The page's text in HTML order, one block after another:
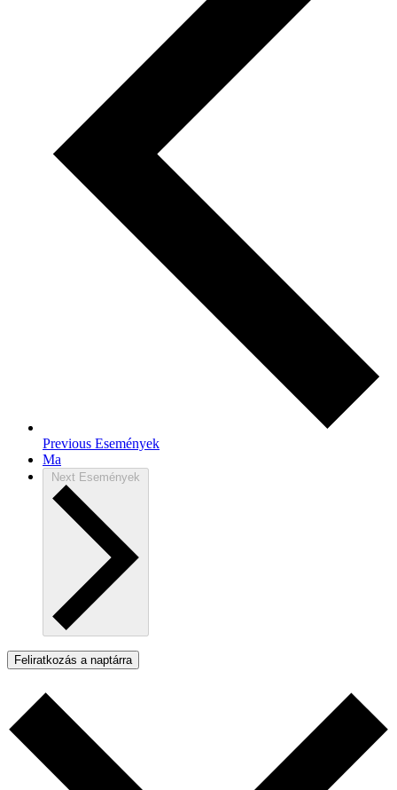
Previous Események
Ma
Next Események
Feliratkozás a naptárra